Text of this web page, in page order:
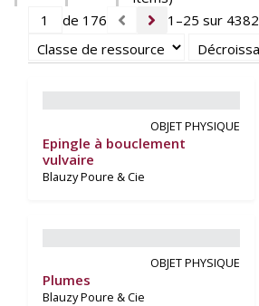
de 176
1–25 sur 4382
OBJET PHYSIQUE
Epingle à bouclement
vulvaire
Blauzy Poure & Cie
OBJET PHYSIQUE
Plumes
Blauzy Poure & Cie